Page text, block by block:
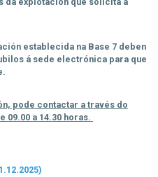
establecida na Base 7 deben
á sede electrónica para que
pode contactar a través do
09.00 a 14.30 horas.